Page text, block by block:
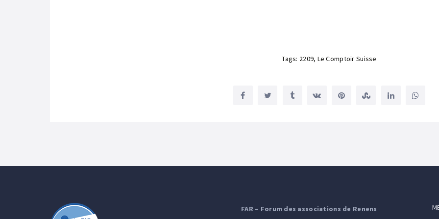
Tags: 2209, Le Comptoir Suisse
FAR – Forum des associations de Renens